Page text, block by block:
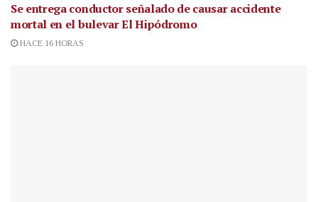
Se entrega conductor señalado de causar accidente
mortal en el bulevar El Hipódromo
HACE 16 HORAS